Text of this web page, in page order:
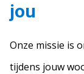
jou
Onze missie is
tijdens jouw